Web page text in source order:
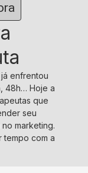
enfrentou
48h… Hoje a
que
seu
marketing.
tempo com a